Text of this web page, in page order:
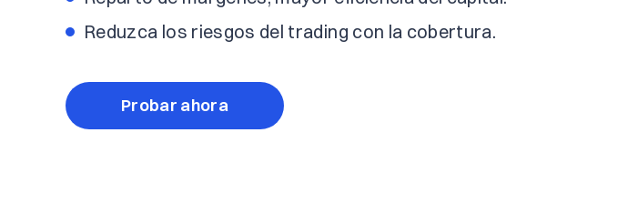
Reduzca los riesgos del trading con la cobertura.
Probar ahora